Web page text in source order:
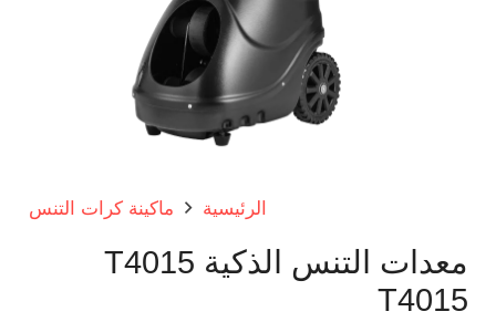
الرئيسية ماكينة كرات التنس
معدات التنس الذكية T4015
T4015